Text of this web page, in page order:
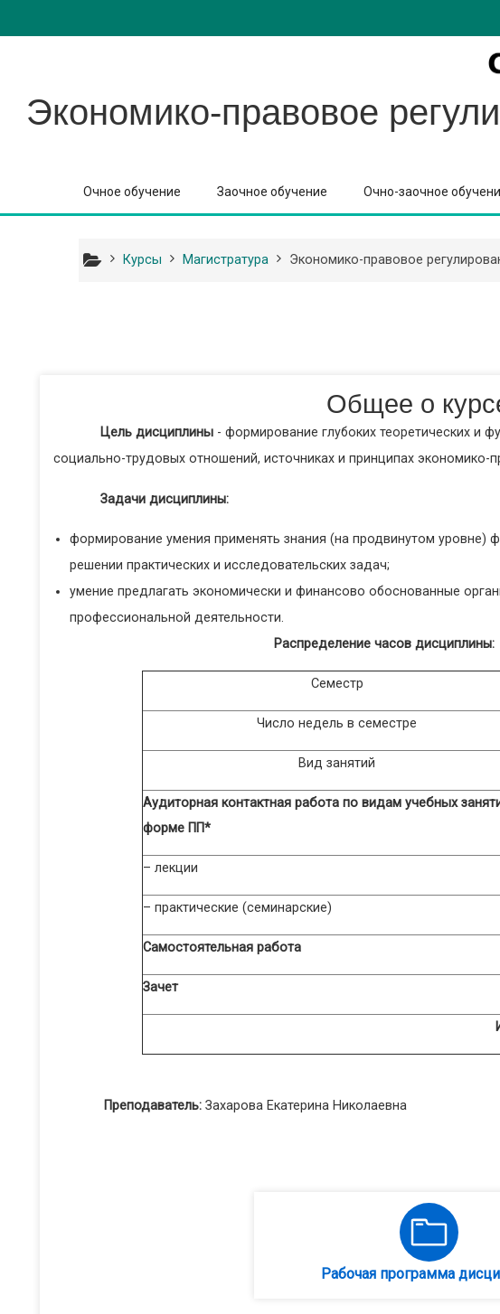
Экономико-правовое
Очное обучение Заочное обучение Очно-заочное
Курсы Магистратура Экономико-правовое
Общее о
Цель дисциплины- формирование глубоких теоретических и
социально-трудовых отношений, источниках и принципах экономико-
Задачи дисциплины:
формирование умения применять знания (на продвинутом уровне)
решении практических и исследовательских задач;
умение предлагать экономически и финансово обоснованные
профессиональной деятельности.
Распределение часов дисциплины:
Семестр
Число недель в семестре
Вид занятий
Аудиторная контактная работа по видам учебных
форме ПП*
– лекции
– практические (семинарские)
Самостоятельная работа
Зачет
Преподаватель: Захарова Екатерина Николаевна
Рабочая программа